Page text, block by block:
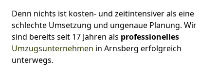
Denn nichts ist kosten- und zeitintensiver als eine
schlechte Umsetzung und ungenaue Planung. Wir
sind bereits seit 17 Jahren als professionelles
Umzugsunternehmen in Arnsberg erfolgreich
unterwegs.